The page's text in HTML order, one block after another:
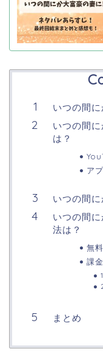
いつの間
いつの間
は？
ア
いつの間
いつの間
法は？
無
課
まとめ